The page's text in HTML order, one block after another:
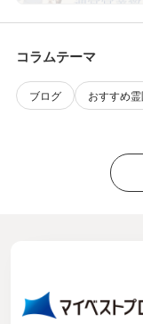
コラムテーマ
ブログ おすすめ